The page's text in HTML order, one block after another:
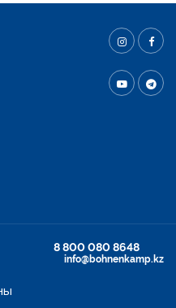
8 800 080 8648
info@bohnenkamp.kz